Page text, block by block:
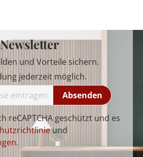
Newsletter
und Vorteile sichern.
jederzeit möglich.
Absenden
reCAPTCHA geschützt und es
und
.